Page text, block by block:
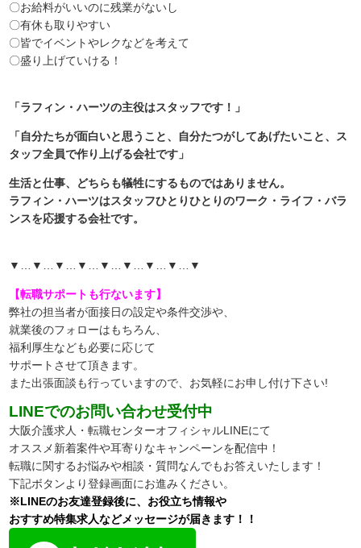
〇お給料がいいのに残業がないし
〇有休も取りやすい
〇皆でイベントやレクなどを考えて
〇盛り上げていける！
「ラフィン・ハーツの主役はスタッフです！」
「自分たちが面白いと思うこと、自分たつがしてあげたいこと、ス
タッフ全員で作り上げる会社です」
生活と仕事、どちらも犠牲にするものではありません。
ラフィン・ハーツはスタッフひとりひとりのワーク・ライフ・バラ
ンスを応援する会社です。
▼…▼…▼…▼…▼…▼…▼…▼…▼
【転職サポートも行ないます】
弊社の担当者が面接日の設定や条件交渉や、
就業後のフォローはもちろん、
福利厚生なども必要に応じて
サポートさせて頂きます。
また出張面談も行っていますので、 お気軽にお申し付け下さい!
LINEでのお問い合わせ受付中
大阪介護求人・転職センターオフィシャルLINEにて
オススメ新着案件や耳寄りなキャンペーンを配信中！
転職に関するお悩みや相談・質問なんでもお答えいたします！
下記ボタンより登録画面にお進みください。
※LINEのお友達登録後に、お役立ち情報や
おすすめ特集求人などメッセージが届きます！！